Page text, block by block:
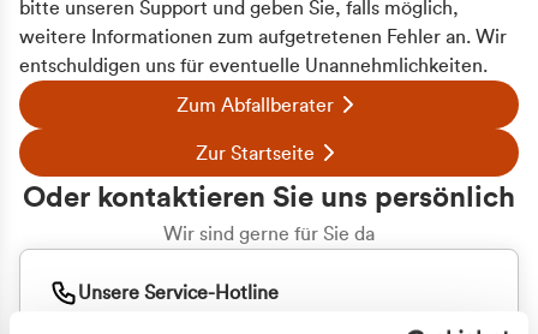
bitte unseren Support und geben Sie, falls möglich,
weitere Informationen zum aufgetretenen Fehler an. Wir
entschuldigen uns für eventuelle Unannehmlichkeiten.
Zum Abfallberater
Zur Startseite
Oder kontaktieren Sie uns persönlich
Wir sind gerne für Sie da
Unsere Service-Hotline